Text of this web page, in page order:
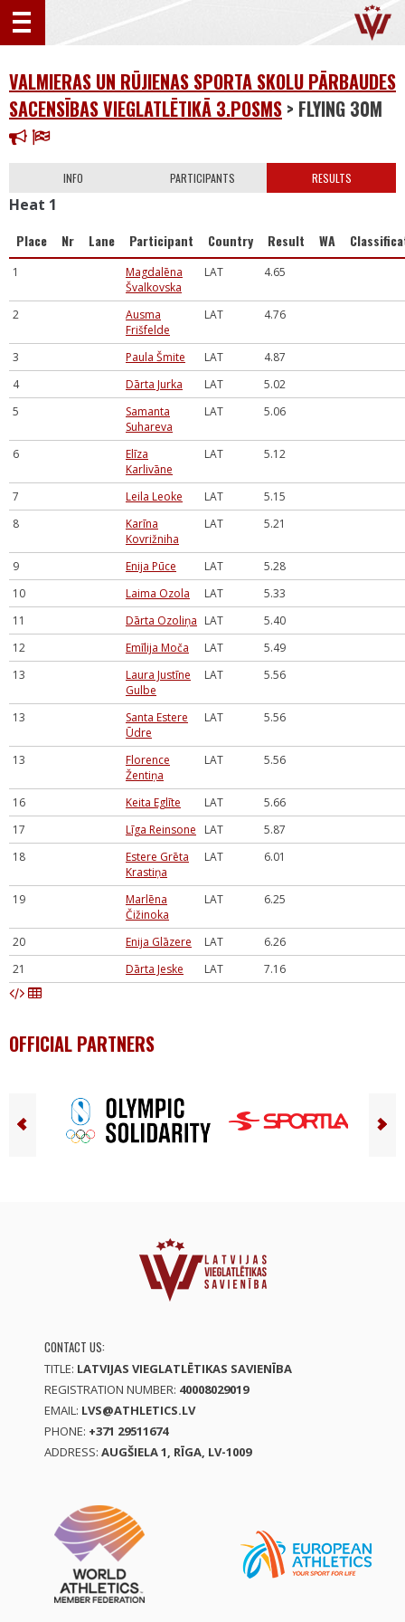
VALMIERAS UN RŪJIENAS SPORTA SKOLU PĀRBAUDES
SACENSĪBAS VIEGLATLĒTIKĀ 3.POSMS > FLYING 30M
INFO PARTICIPANTS RESULTS
Heat 1
Place Nr Lane Participant Country Result WA
1
Magdalēna
Švalkovska
LAT 4.65
2
Ausma
Frišfelde
LAT 4.76
3 Paula Šmite LAT
4.87
4
Dārta Jurka LAT
5.02
5
Samanta
Suhareva
LAT 5.06
6
Elīza
Karlivāne
LAT 5.12
7 Leila Leoke LAT
5.15
8
Karīna
Kovrižniha
LAT 5.21
9 Enija Pūce LAT
5.28
10
Laima Ozola LAT
5.33
11
Dārta Ozoliņa LAT
5.40
12
Emīlija Moča LAT
5.49
13
Laura Justīne
Gulbe
LAT 5.56
13
Santa Estere
Ūdre
LAT 5.56
13
Florence
Žentiņa
LAT 5.56
16 Keita Eglīte LAT
5.66
17
Līga Reinsone LAT
5.87
18
Estere Grēta
Krastiņa
LAT 6.01
19
Marlēna
Čižinoka
LAT 6.25
20 Enija Glāzere LAT
6.26
21
Dārta Jeske LAT 7.16
OFFICIAL PARTNERS
CONTACT US:
TITLE: LATVIJAS VIEGLATLĒTIKAS SAVIENĪBA
REGISTRATION NUMBER: 40008029019
EMAIL: LVS@ATHLETICS.LV
PHONE: +371 29511674
ADDRESS: AUGŠIELA 1, RĪGA, LV-1009